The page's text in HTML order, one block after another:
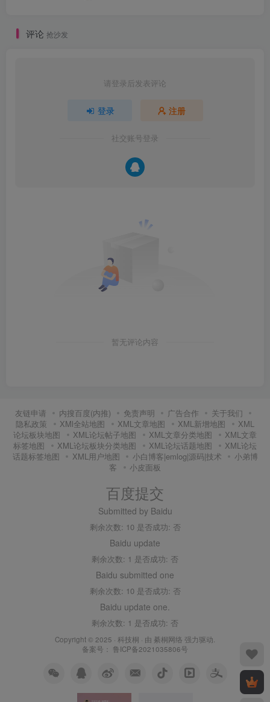
评论 抢沙发
请登录后发表评论
登录 注册
社交账号登录
暂无评论内容
友链申请 内搜百度(内推) 免责声明 广告合作
关于我们
隐私政策
XMl全站地图 XML文章地图 XML新增地图
XML
论坛板块地图
XML论坛帖子地图 XML文章分类地图
XML文章
标签地图
XML论坛板块分类地图 XML论坛话题地图
XML论坛
话题标签地图
XML用户地图 小白博客|emlog|源码|技术
小弟博
客
小皮面板
百度提交
Submitted by Baidu
剩余次数: 10 是否成功: 否
Baidu update
剩余次数: 1 是否成功: 否
Baidu submitted one
剩余次数: 10 是否成功: 否
Baidu update one.
剩余次数: 1 是否成功: 否
Copyright © 2025 · 科技桐 · 由 綦桐网络 强力驱动.
备案号： 鲁ICP备2021035806号